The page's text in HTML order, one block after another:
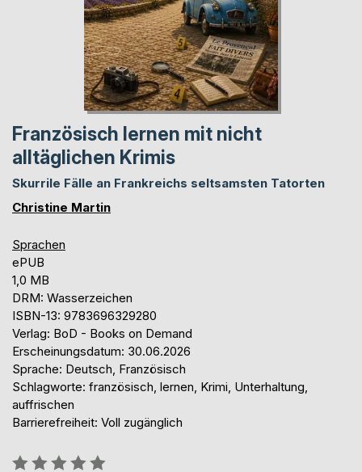
Französisch lernen mit nicht
alltäglichen Krimis
Skurrile Fälle an Frankreichs seltsamsten Tatorten
Christine Martin
Sprachen
ePUB
1,0 MB
DRM: Wasserzeichen
ISBN-13: 9783696329280
Verlag: BoD - Books on Demand
Erscheinungsdatum: 30.06.2026
Sprache: Deutsch, Französisch
Schlagworte: französisch, lernen, Krimi, Unterhaltung,
auffrischen
Barrierefreiheit: Voll zugänglich
Bewertung::